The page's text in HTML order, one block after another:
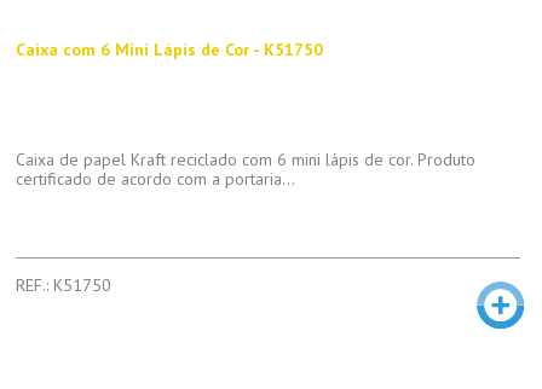
Caixa com 6 Mini Lápis de Cor - K51750
Caixa de papel Kraft reciclado com 6 mini lápis de cor. Produto
certificado de acordo com a portaria...
REF.: K51750